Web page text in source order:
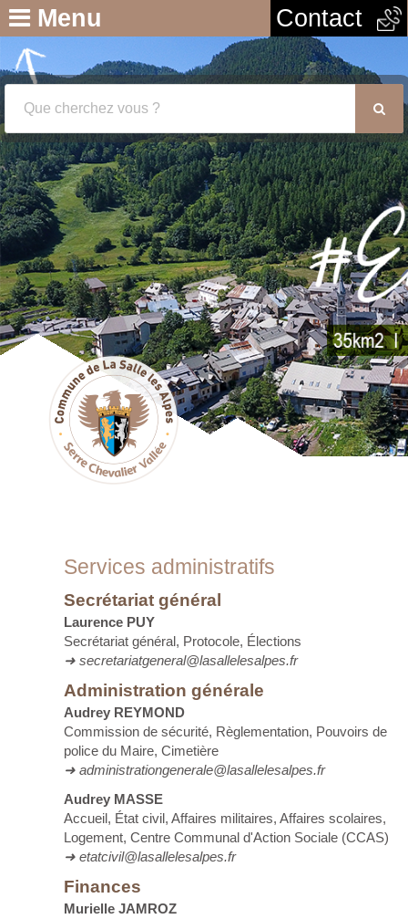
Contact
Menu
Services administratifs
Secrétariat général
Laurence PUY
Secrétariat général, Protocole, Élections
➜ secretariatgeneral@lasallelesalpes.fr
Administration générale
Audrey REYMOND
Commission de sécurité, Règlementation, Pouvoirs de
police du Maire, Cimetière
➜ administrationgenerale@lasallelesalpes.fr
Audrey MASSE
Accueil, État civil, Affaires militaires, Affaires scolaires,
Logement, Centre Communal d'Action Sociale (CCAS)
➜ etatcivil@lasallelesalpes.fr
Finances
Murielle JAMROZ